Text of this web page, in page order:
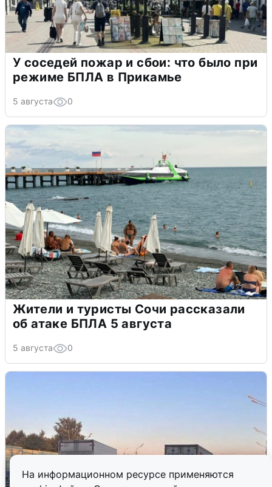
На информационном ресурсе применяются
У соседей пожар и сбои: что было при
режиме БПЛА в Прикамье
5 августа 0
Жители и туристы Сочи рассказали
об атаке БПЛА 5 августа
5 августа 0